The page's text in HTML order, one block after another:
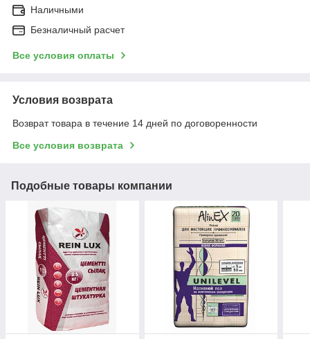
Наличными
Безналичный расчет
Все условия оплаты
Условия возврата
Возврат товара в течение 14 дней по договоренности
Все условия возврата
Подобные товары компании